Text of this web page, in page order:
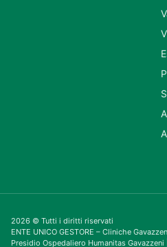
2026 © Tutti i diritti riservati
ENTE UNICO GESTORE – Cliniche
Presidio Ospedaliero Humanitas